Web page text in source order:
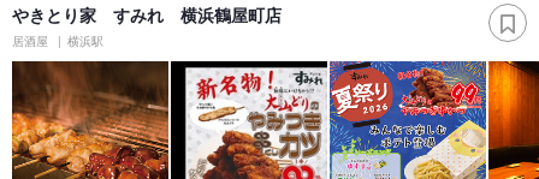
やきとり家 すみれ 横浜鶴屋町店
居酒屋 横浜駅